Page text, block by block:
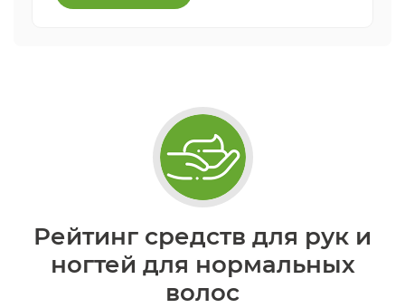
Рейтинг средств для рук и
ногтей для нормальных
волос